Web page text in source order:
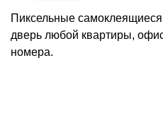
Пиксельные
дверь любой квартиры,
номера.